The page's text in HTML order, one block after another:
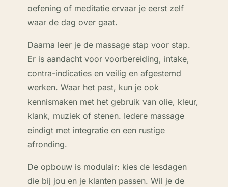
oefening of meditatie ervaar je eerst zelf
waar de dag over gaat.
Daarna leer je de massage stap voor stap.
Er is aandacht voor voorbereiding, intake,
contra-indicaties en veilig en afgestemd
werken. Waar het past, kun je ook
kennismaken met het gebruik van olie, kleur,
klank, muziek of stenen. Iedere massage
eindigt met integratie en een rustige
afronding.
De opbouw is modulair: kies de lesdagen
die bij jou en je klanten passen. Wil je de